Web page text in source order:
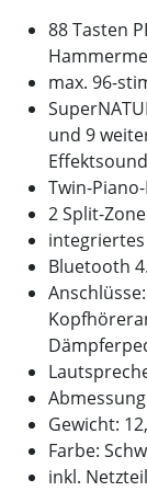
88 Tasten
max. 96-
und 9
Twin-
2 Split-
Bluetooth
Gewicht:
Farbe:
inkl.